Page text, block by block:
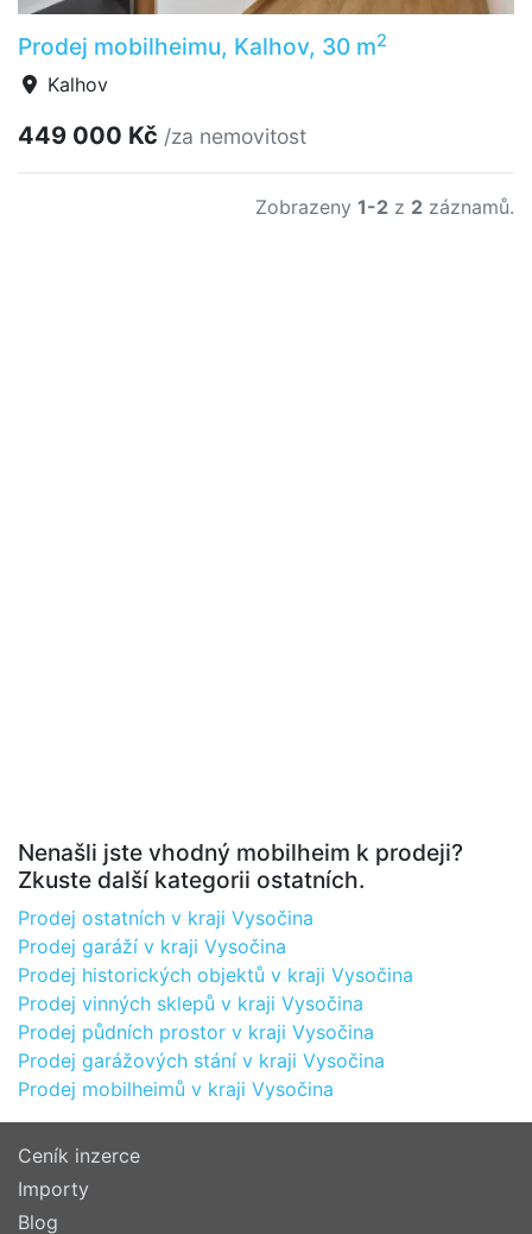
Prodej mobilheimu, Kalhov, 30 m2
Kalhov
449 000 Kč /za nemovitost
Zobrazeny 1-2 z 2 záznamů.
Nenašli jste vhodný mobilheim k prodeji?
Zkuste další kategorii ostatních.
Prodej ostatních v kraji Vysočina
Prodej garáží v kraji Vysočina
Prodej historických objektů v kraji Vysočina
Prodej vinných sklepů v kraji Vysočina
Prodej půdních prostor v kraji Vysočina
Prodej garážových stání v kraji Vysočina
Prodej mobilheimů v kraji Vysočina
Ceník inzerce
Importy
Blog